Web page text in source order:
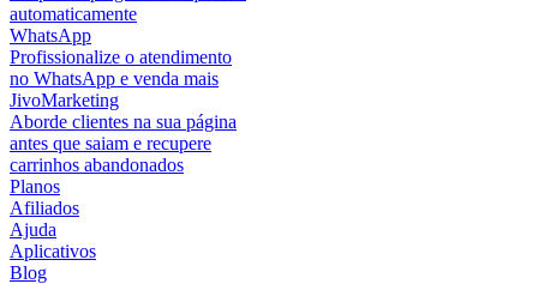
automaticamente
WhatsApp
Profissionalize o atendimento
no WhatsApp e venda mais
JivoMarketing
Aborde clientes na sua página
antes que saiam e recupere
carrinhos abandonados
Planos
Afiliados
Ajuda
Aplicativos
Blog